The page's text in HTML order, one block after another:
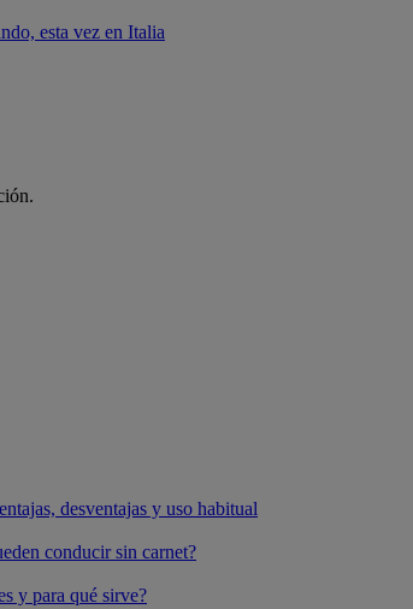
esta vez en Italia
desventajas y uso habitual
conducir sin carnet?
y para qué sirve?